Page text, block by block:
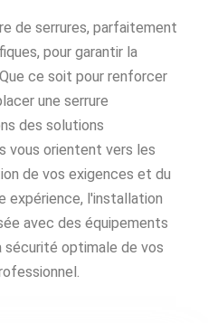
de serrures, parfaitement
pour garantir la
ce soit pour renforcer
une serrure
des solutions
vous orientent vers les
de vos exigences et du
expérience, l'installation
avec des équipements
sécurité optimale de vos